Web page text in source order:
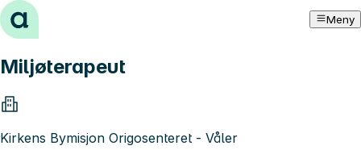
Hopp til innhold Meny
Miljøterapeut
Kirkens Bymisjon Origosenteret - Våler